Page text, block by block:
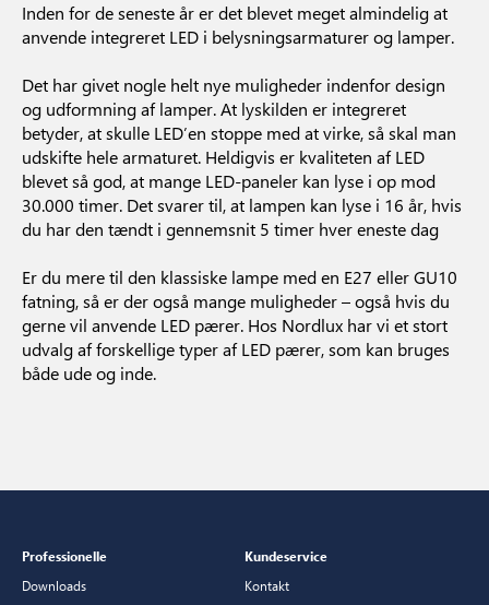
Inden for de seneste år er det blevet meget almindelig at
anvende integreret LED i belysningsarmaturer og lamper.
Det har givet nogle helt nye muligheder indenfor design
og udformning af lamper. At lyskilden er integreret
betyder, at skulle LED’en stoppe med at virke, så skal man
udskifte hele armaturet. Heldigvis er kvaliteten af LED
blevet så god, at mange LED-paneler kan lyse i op mod
30.000 timer. Det svarer til, at lampen kan lyse i 16 år, hvis
du har den tændt i gennemsnit 5 timer hver eneste dag
Er du mere til den klassiske lampe med en E27 eller GU10
fatning, så er der også mange muligheder – også hvis du
gerne vil anvende LED pærer. Hos Nordlux har vi et stort
udvalg af forskellige typer af LED pærer, som kan bruges
både ude og inde.
Professionelle
Downloads
Kundeservice
Kontakt